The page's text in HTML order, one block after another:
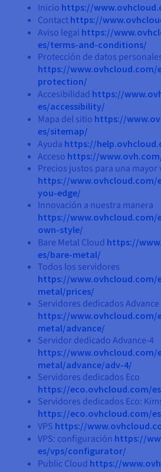
Inicio https://
Contact https://
Aviso legal https://
es/terms-and-conditions/
Protección de datos
https://www.ovhcloud.com/
protection/
Accesibilidad https://
es/accessibility/
Mapa del sitio https://
es/sitemap/
Ayuda https://
Acceso https://
Precios justos para una mayor
https://www.ovhcloud.com/
you-edge/
Innovación a nuestra manera
https://www.ovhcloud.com/
own-style/
Bare Metal Cloud https://
es/bare-metal/
Todos los servidores
https://www.ovhcloud.com/
metal/prices/
Servidores dedicados Advance
https://www.ovhcloud.com/
metal/advance/
Servidor dedicado Advance-4
https://www.ovhcloud.com/
metal/advance/adv-4/
Servidores dedicados Eco
https://eco.ovhcloud.com/
Servidores dedicados Eco:
https://eco.ovhcloud.com/
VPS https://
VPS: configuración https://
es/vps/configurator/
Public Cloud https://